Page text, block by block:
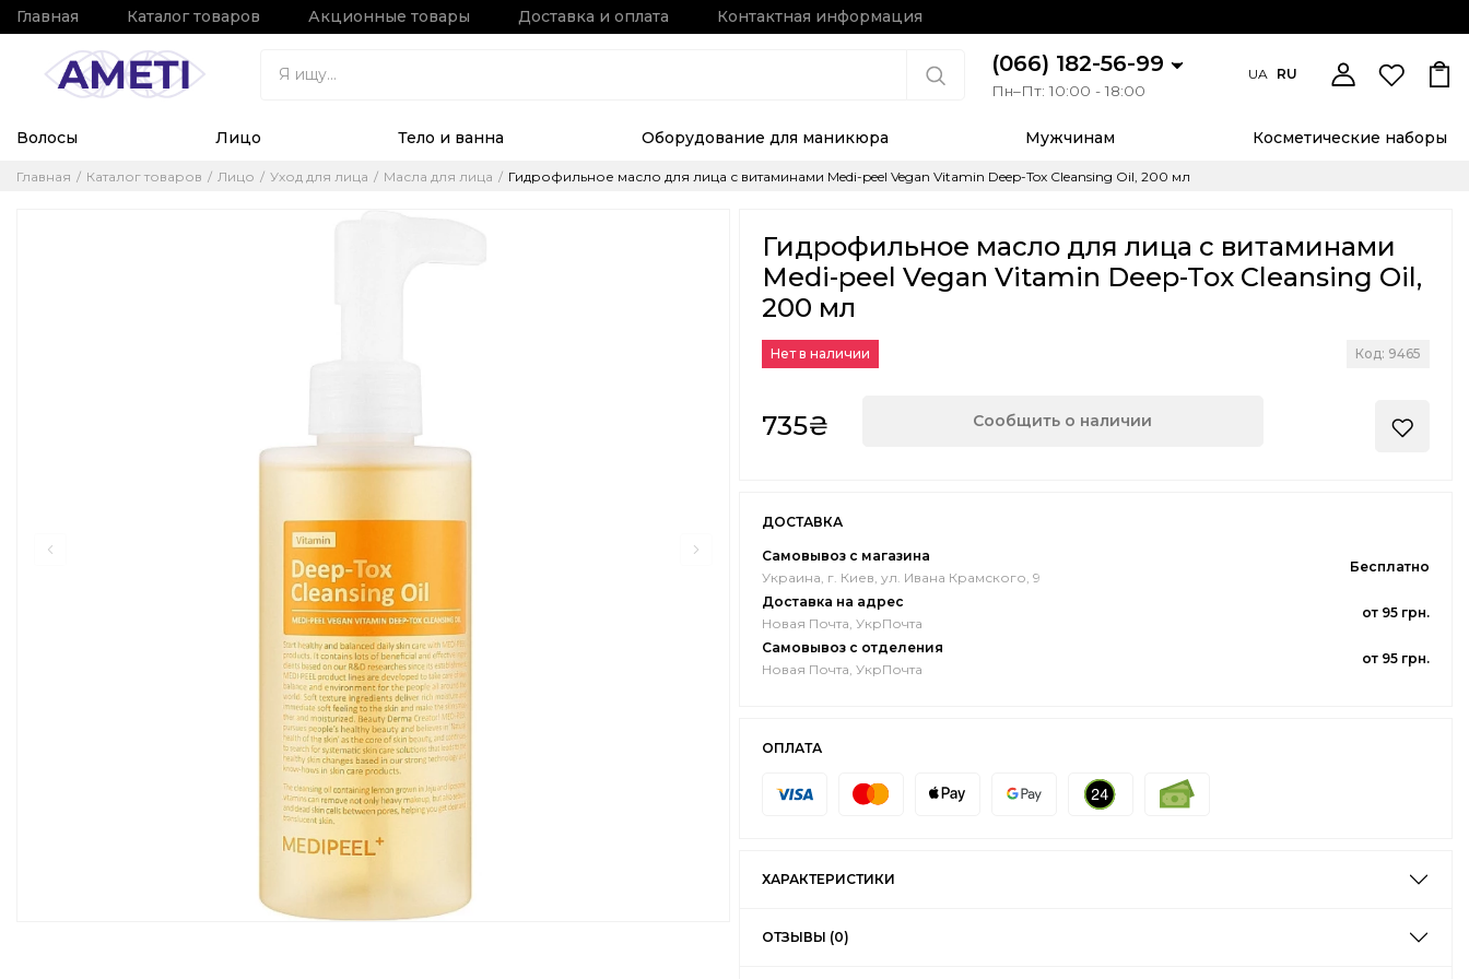
Главная Каталог товаров Акционные товары Доставка и оплата Контактная информация
(066) 182-56-99
Пн–Пт: 10:00 - 18:00
UA RU
Волосы Лицо Тело и ванна Оборудование для маникюра Мужчинам Косметические наборы
Главная Каталог товаров Лицо Уход для лица Масла для лица Гидрофильное масло для лица с витаминами Medi-peel Vegan Vitamin Deep-Tox Cleansing Oil, 200 мл
Гидрофильное масло для лица с витаминами
Medi-peel Vegan Vitamin Deep-Tox Cleansing Oil,
200 мл
Нет в наличии Код: 9465
735₴ Сообщить о наличии
ДОСТАВКА
Самовывоз с магазина
Украина, г. Киев, ул. Ивана Крамского, 9
Бесплатно
Доставка на адрес
Новая Почта, УкрПочта
от 95 грн.
Самовывоз с отделения
Новая Почта, УкрПочта
от 95 грн.
ОПЛАТА
ХАРАКТЕРИСТИКИ
ОТЗЫВЫ (0)